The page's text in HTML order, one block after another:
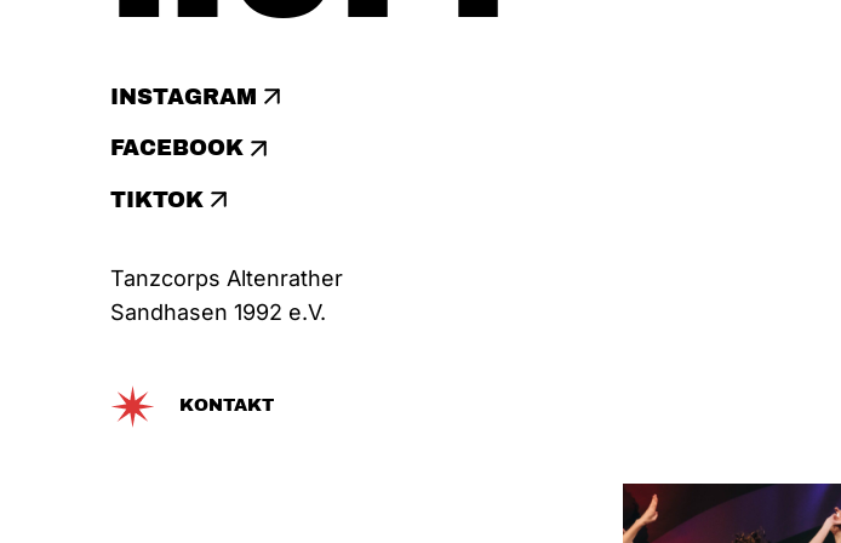
INSTAGRAM
FACEBOOK
TIKTOK
Tanzcorps Altenrather
Sandhasen 1992 e.V.
KONTAKT